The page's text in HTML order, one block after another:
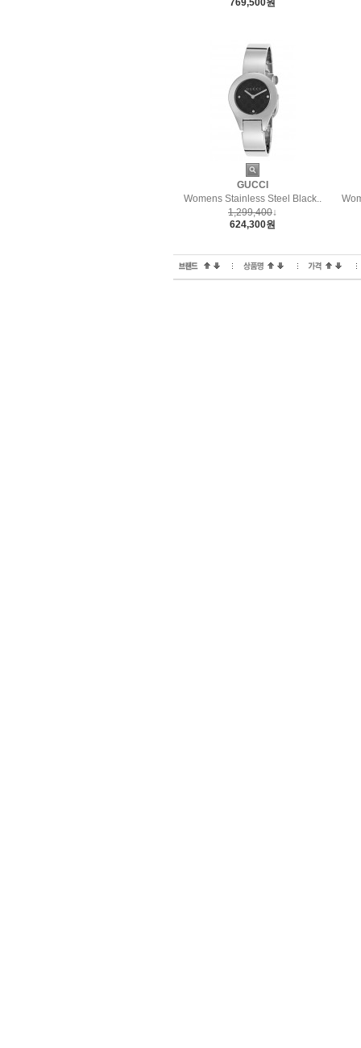
769,500원
GUCCI
Womens Stainless Steel Black..
1,299,400↓
624,300원